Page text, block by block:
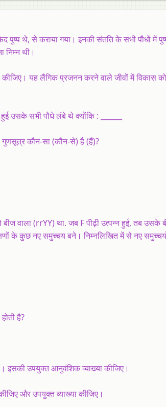
थे, से कराया गया। इनकी संतति के सभी पौधों में
थी।
कीजिए। यह लैंगिक प्रजनन करने वाले जीवों में विकास
उसके सभी पौधे लंबे थे क्योंकि : ______
गुणसूत्र कौन-सा (कौन-से) है (हैं)?
वाला (rrYY) था. जब F पीढ़ी उत्पन्न हुई, तब
के कुछ नए समुच्चय बने। निम्नलिखित में से नए
है?
इसकी उपयुक्त आनुवंशिक व्याख्या कीजिए।
और उपयुक्त व्याख्या कीजिए।